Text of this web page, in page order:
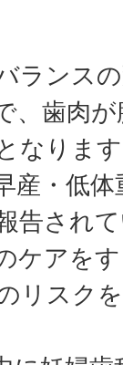
ランス
、歯肉
なりま
産・低
告され
ケアを
リスク